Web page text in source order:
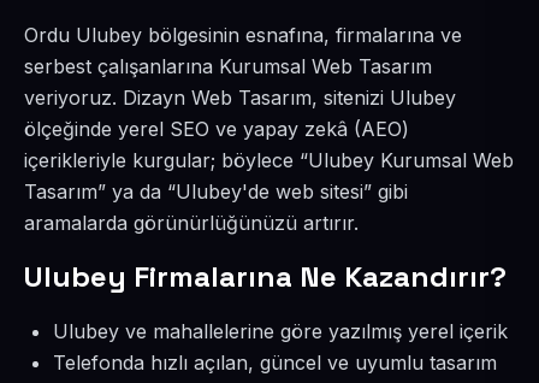
Ordu Ulubey bölgesinin esnafına, firmalarına ve
serbest çalışanlarına Kurumsal Web Tasarım
veriyoruz. Dizayn Web Tasarım, sitenizi Ulubey
ölçeğinde yerel SEO ve yapay zekâ (AEO)
içerikleriyle kurgular; böylece “Ulubey Kurumsal Web
Tasarım” ya da “Ulubey'de web sitesi” gibi
aramalarda görünürlüğünüzü artırır.
Ulubey Firmalarına Ne Kazandırır?
Ulubey ve mahallelerine göre yazılmış yerel içerik
Telefonda hızlı açılan, güncel ve uyumlu tasarım